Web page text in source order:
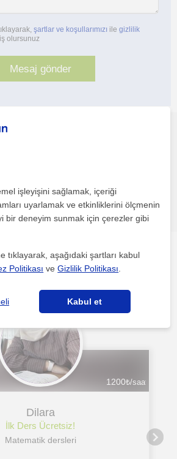
şartlar ve koşullarımızı ile gizlilik
olursunuz
Hata bildir
Istanbul ilgini çekebilecek
1200₺/saat
Dilara
İlk Ders Ücretsiz!
Matematik dersleri
işleyişini sağlamak, içeriği
uyarlamak ve etkinliklerini ölçmenin
bir deneyim sunmak için çerezler gibi
tıklayarak, aşağıdaki şartları kabul
Politikası veGizlilik Politikası
Kabul et